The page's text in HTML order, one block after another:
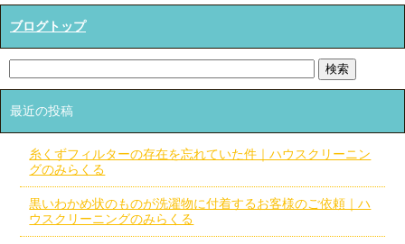
ブログトップ
最近の投稿
糸くずフィルターの存在を忘れていた件｜ハウスクリーニン
グのみらくる
黒いわかめ状のものが洗濯物に付着するお客様のご依頼｜ハ
ウスクリーニングのみらくる